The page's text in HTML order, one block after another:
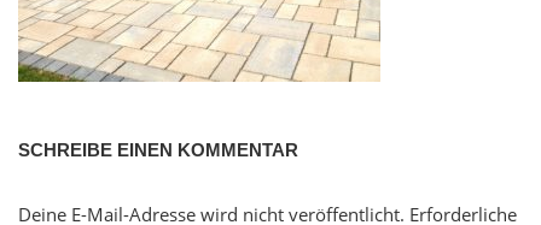
SCHREIBE EINEN KOMMENTAR
Deine E-Mail-Adresse wird nicht veröffentlicht. Erforderliche